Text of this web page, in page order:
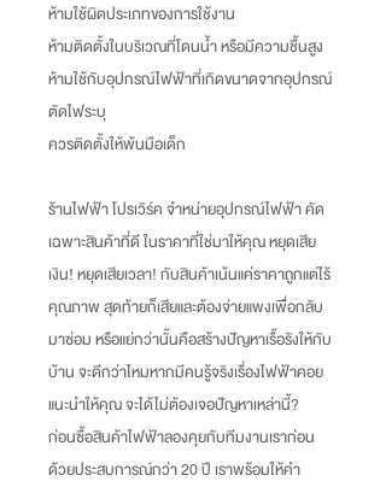
ห้ามใช้ผิดประเภทของการใช้งาน
ห้ามติดตั้งในบริเวณที่โดนน้ำ หรือมีความชื้นสูง
ห้ามใช้กับอุปกรณ์ไฟฟ้าที่เกิดขนาดจากอุปกรณ์
ตัดไฟระบุ
ควรติดตั้งให้พ้นมือเด็ก
ร้านไฟฟ้า โปรเวิร์ค จำหน่ายอุปกรณ์ไฟฟ้า คัด
เฉพาะสินค้าที่ดี ในราคาที่ใช่มาให้คุณ หยุดเสีย
เงิน!หยุดเสียเวลา!กับสินค้าเน้นแค่ราคาถูกแต่ไร้
คุณภาพ สุดท้ายก็เสียและต้องจ่ายแพงเพื่อกลับ
มาซ่อม หรือแย่กว่านั้นคือสร้างปัญหาเรื้อรังให้กับ
บ้าน จะดีกว่าไหมหากมีคนรู้จริงเรื่องไฟฟ้าคอย
แนะนำให้คุณ จะได้ไม่ต้องเจอปัญหาเหล่านี้?
ก่อนซื้อสินค้าไฟฟ้าลองคุยกับทีมงานเราก่อน
ด้วยประสบการณ์กว่า20ปี เราพร้อมให้คำ